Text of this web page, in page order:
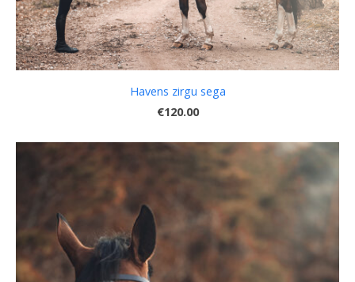
Havens zirgu sega
€120.00